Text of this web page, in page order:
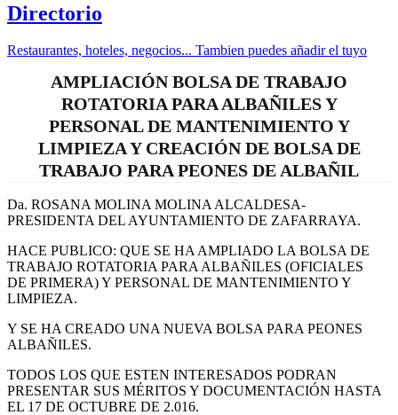
Directorio
Restaurantes, hoteles, negocios... Tambien puedes añadir el tuyo
AMPLIACIÓN BOLSA DE TRABAJO
ROTATORIA PARA ALBAÑILES Y
PERSONAL DE MANTENIMIENTO Y
LIMPIEZA Y CREACIÓN DE BOLSA DE
TRABAJO PARA PEONES DE ALBAÑIL
Da. ROSANA MOLINA MOLINA ALCALDESA-
PRESIDENTA DEL AYUNTAMIENTO DE ZAFARRAYA.
HACE PUBLICO: QUE SE HA AMPLIADO LA BOLSA DE
TRABAJO ROTATORIA PARA ALBAÑILES (OFICIALES
DE PRIMERA) Y PERSONAL DE MANTENIMIENTO Y
LIMPIEZA.
Y SE HA CREADO UNA NUEVA BOLSA PARA PEONES
ALBAÑILES.
TODOS LOS QUE ESTEN INTERESADOS PODRAN
PRESENTAR SUS MÉRITOS Y DOCUMENTACIÓN HASTA
EL 17 DE OCTUBRE DE 2.016.